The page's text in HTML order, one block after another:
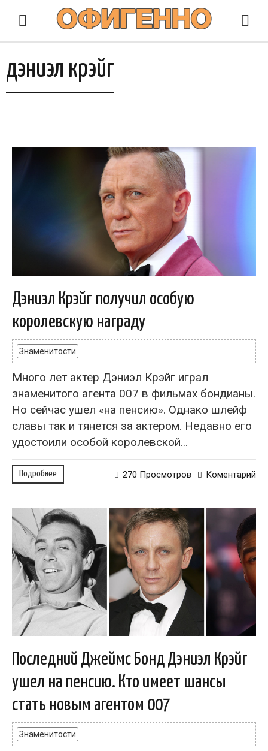
дэниэл крэйг
Дэниэл Крэйг получил особую
королевскую награду
Знаменитости
Много лет актер Дэниэл Крэйг играл
знаменитого агента 007 в фильмах бондианы.
Но сейчас ушел «на пенсию». Однако шлейф
славы так и тянется за актером. Недавно его
удостоили особой королевской...
Подробнее Коментарий
270 Просмотров
Последний Джеймс Бонд Дэниэл Крэйг
ушел на пенсию. Кто имеет шансы
стать новым агентом 007
Знаменитости